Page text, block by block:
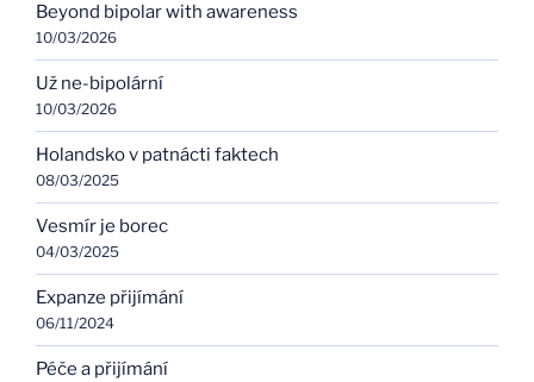
Beyond bipolar with awareness
10/03/2026
Už ne-bipolární
10/03/2026
Holandsko v patnácti faktech
08/03/2025
Vesmír je borec
04/03/2025
Expanze přijímání
06/11/2024
Péče a přijímání